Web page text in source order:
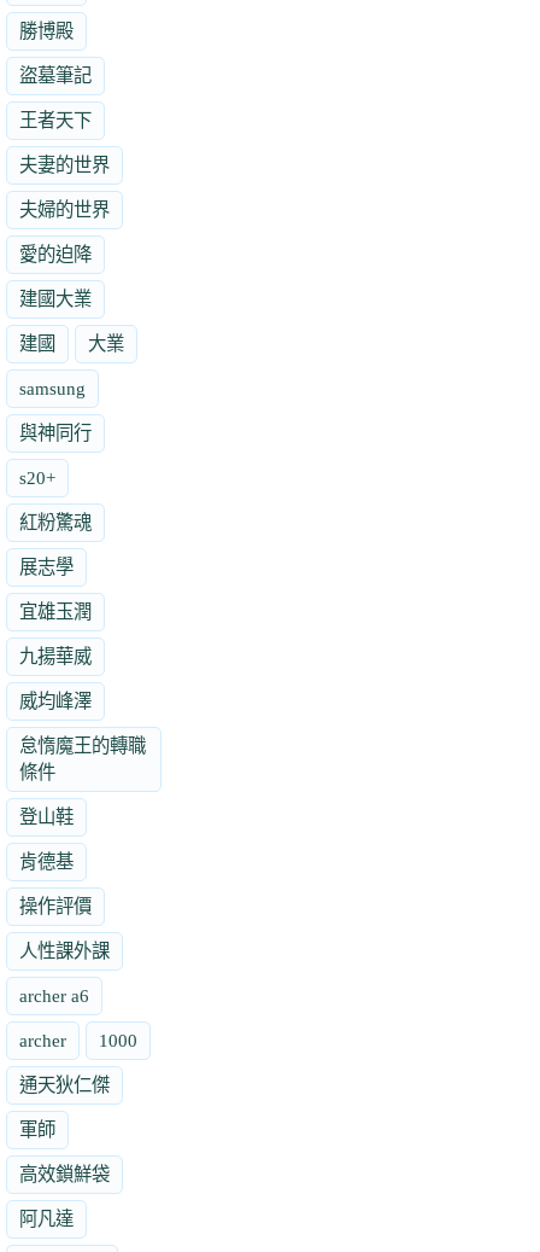
勝博殿
盜墓筆記
王者天下
夫妻的世界
夫婦的世界
愛的迫降
建國大業
建國 大業
samsung
與神同行
s20+
紅粉驚魂
展志學
宜雄玉潤
九揚華威
威均峰澤
怠惰魔王的轉職
條件
登山鞋
肯德基
操作評價
人性課外課
archer a6
archer 1000
通天狄仁傑
軍師
高效鎖鮮袋
阿凡達